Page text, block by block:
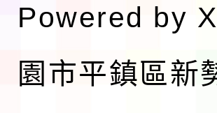
Powered by
園市平鎮區新